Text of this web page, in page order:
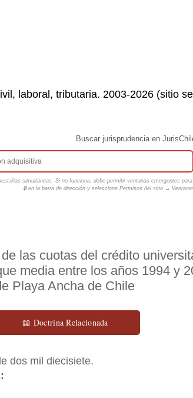
laboral, tributaria. 2003-2026 (sitio
Buscar jurisprudencia en
simultáneas. Si no funciona, debe permitir ventanas emergentes
🔒 en la barra de dirección y seleccione Permisos del sitio →
las cuotas del crédito
media entre los años 1994 y
Playa Ancha de Chile
📖 Doctrina Relacionada
dos mil diecisiete.